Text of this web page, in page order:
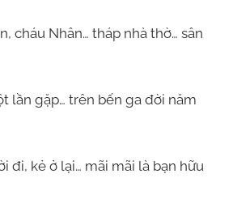
cháu Nhân… tháp nhà thờ… sân
lần gặp… trên bến ga đời năm
đi, kẻ ở lại… mãi mãi là bạn hữu